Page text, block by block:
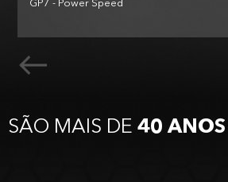
GP7 - Power Speed
SÃO MAIS DE 40 ANOS